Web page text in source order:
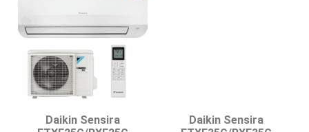
Daikin Sensira
Daikin Sensira